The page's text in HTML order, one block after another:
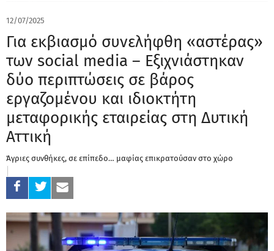
12/07/2025
Για εκβιασμό συνελήφθη «αστέρας»
των social media – Εξιχνιάστηκαν
δύο περιπτώσεις σε βάρος
εργαζομένου και ιδιοκτήτη
μεταφορικής εταιρείας στη Δυτική
Αττική
Άγριες συνθήκες, σε επίπεδο… μαφίας επικρατούσαν στο χώρο